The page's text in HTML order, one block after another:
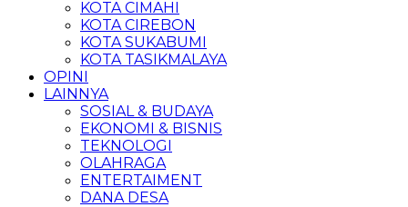
KOTA CIMAHI
KOTA CIREBON
KOTA SUKABUMI
KOTA TASIKMALAYA
OPINI
LAINNYA
SOSIAL & BUDAYA
EKONOMI & BISNIS
TEKNOLOGI
OLAHRAGA
ENTERTAIMENT
DANA DESA